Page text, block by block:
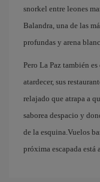
snorkel entre leones
Balandra, una de las
profundas y arena
Pero La Paz también
atardecer, sus
relajado que atrapa a
saborea despacio y
de la esquina.Vuelos
próxima escapada está